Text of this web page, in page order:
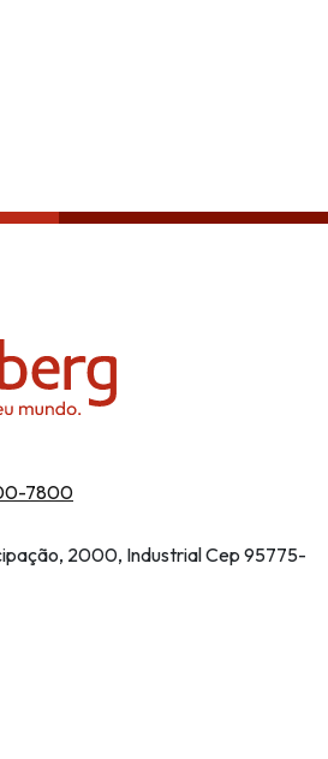
7800
2000, Industrial Cep 95775-